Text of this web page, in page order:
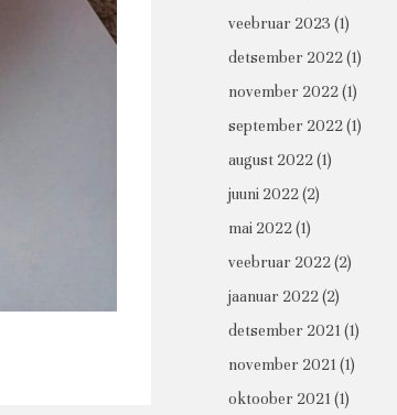
veebruar 2023 (1)
detsember 2022(1)
november 2022(1)
september 2022(1)
august 2022(1)
juuni 2022(2)
mai 2022(1)
veebruar 2022(2)
jaanuar 2022(2)
detsember 2021(1)
november 2021(1)
oktoober 2021(1)